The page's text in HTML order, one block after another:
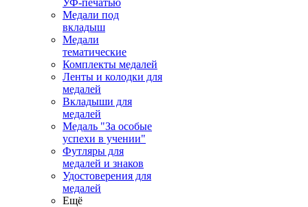
УФ-печатью
Медали под
вкладыш
Медали
тематические
Комплекты медалей
Ленты и колодки для
медалей
Вкладыши для
медалей
Медаль "За особые
успехи в учении"
Футляры для
медалей и знаков
Удостоверения для
медалей
Ещё